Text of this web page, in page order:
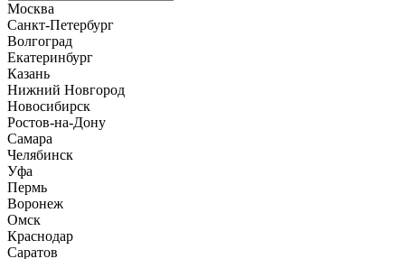
Москва
Санкт-Петербург
Волгоград
Екатеринбург
Казань
Нижний Новгород
Новосибирск
Ростов-на-Дону
Самара
Челябинск
Уфа
Пермь
Воронеж
Омск
Краснодар
Саратов